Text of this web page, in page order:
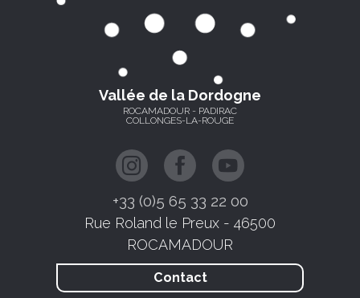
Vallée de la Dordogne
ROCAMADOUR - PADIRAC
COLLONGES-LA-ROUGE
+33 (0)5 65 33 22 00
Rue Roland le Preux - 46500
ROCAMADOUR
Contact